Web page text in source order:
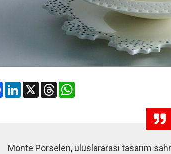
FacebookLinkedIn
X Threads
Monte Porselen, uluslararası tasarım